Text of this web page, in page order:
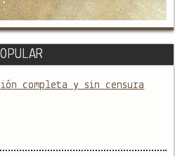
completa y sin censura